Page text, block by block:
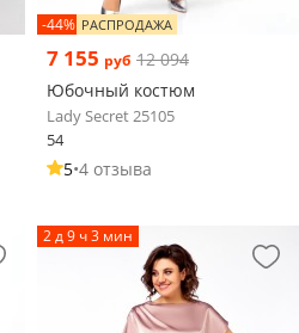
-44% РАСПРОДАЖА
7 155 руб 12 094
Юбочный костюм
Lady Secret 25105
54
5•4 отзыва
2 д 9 ч 3 мин